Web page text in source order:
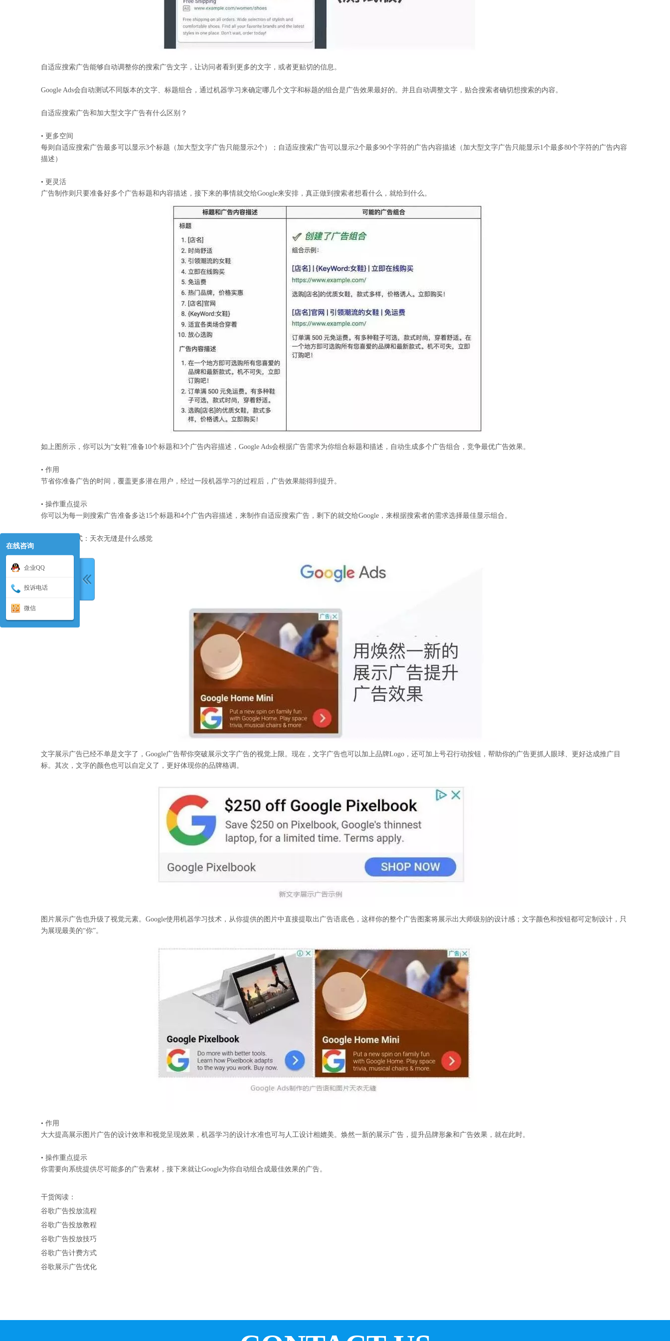
自适应搜索广告能够自动调整你的搜索广告文字，让访问者看到更多的文字，或者更贴切的信息。
Google Ads会自动测试不同版本的文字、标题组合，通过机器学习来确定哪几个文字和标题的组合是广告效果最好的。并且自动调整文字，贴合搜索者确切想搜索的内容。
自适应搜索广告和加大型文字广告有什么区别？
• 更多空间
每则自适应搜索广告最多可以显示3个标题（加大型文字广告只能显示2个）；自适应搜索广告可以显示2个最多90个字符的广告内容描述（加大型文字广告只能显示1个最多80个字符的广告内容
描述）
• 更灵活
广告制作则只要准备好多个广告标题和内容描述，接下来的事情就交给Google来安排，真正做到搜索者想看什么，就给到什么。
如上图所示，你可以为“女鞋”准备10个标题和3个广告内容描述，Google Ads会根据广告需求为你组合标题和描述，自动生成多个广告组合，竞争最优广告效果。
• 作用
节省你准备广告的时间，覆盖更多潜在用户，经过一段机器学习的过程后，广告效果能得到提升。
• 操作重点提示
你可以为每一则搜索广告准备多达15个标题和4个广告内容描述，来制作自适应搜索广告，剩下的就交给Google，来根据搜索者的需求选择最佳显示组合。
展示广告样式：天衣无缝是什么感觉
文字展示广告已经不单是文字了，Google广告帮你突破展示文字广告的视觉上限。现在，文字广告也可以加上品牌Logo，还可加上号召行动按钮，帮助你的广告更抓人眼球、更好达成推广目
标。其次，文字的颜色也可以自定义了，更好体现你的品牌格调。
图片展示广告也升级了视觉元素。Google使用机器学习技术，从你提供的图片中直接提取出广告语底色，这样你的整个广告图案将展示出大师级别的设计感；文字颜色和按钮都可定制设计，只
为展现最美的“你”。
• 作用
大大提高展示图片广告的设计效率和视觉呈现效果，机器学习的设计水准也可与人工设计相媲美。焕然一新的展示广告，提升品牌形象和广告效果，就在此时。
• 操作重点提示
你需要向系统提供尽可能多的广告素材，接下来就让Google为你自动组合成最佳效果的广告。
干货阅读：
谷歌广告投放流程
谷歌广告投放教程
谷歌广告投放技巧
谷歌广告计费方式
谷歌展示广告优化
在线咨询
企业QQ
投诉电话
微信